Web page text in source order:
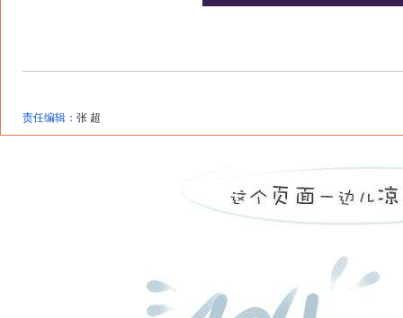
责任编辑： 张 超